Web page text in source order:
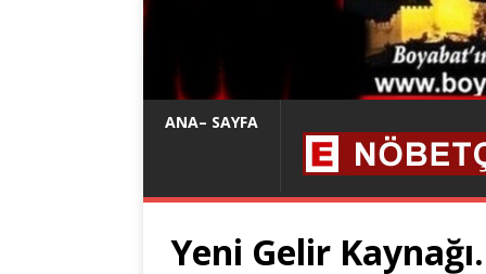
ANA– SAYFA
Yeni Gelir